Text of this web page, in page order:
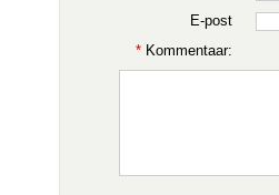
E-post
* Kommentaar: